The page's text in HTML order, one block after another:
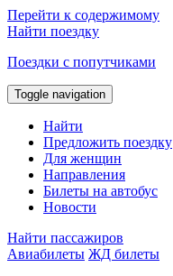
Перейти к содержимому
Найти поездку
Поездки с попутчиками
Toggle navigation
Найти
Предложить поездку
Для женщин
Направления
Билеты на автобус
Новости
Найти пассажиров
Авиабилеты ЖД билеты